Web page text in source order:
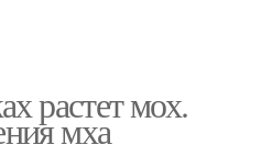
растет мох.
мха